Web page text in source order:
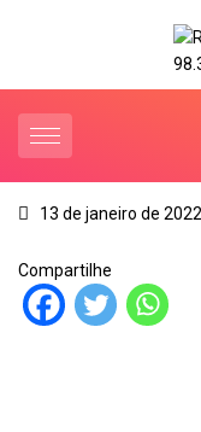
13 de janeiro de 2022
Compartilhe